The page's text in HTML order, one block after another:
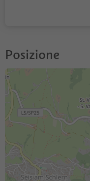
Posizione